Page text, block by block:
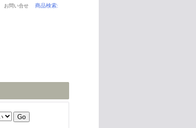
お問い合せ 商品検索: